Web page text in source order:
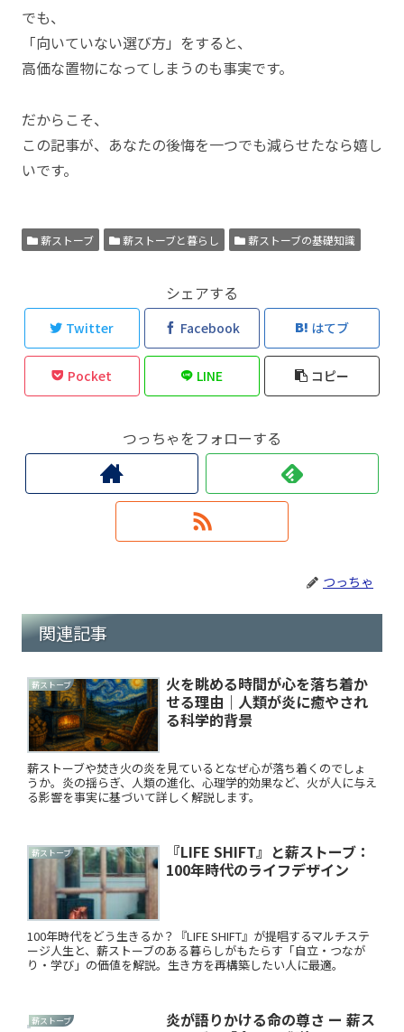
でも、
「向いていない選び方」をすると、
高価な置物になってしまうのも事実です。
だからこそ、
この記事が、あなたの後悔を一つでも減らせたなら嬉し
いです。
薪ストーブ 薪ストーブと暮らし 薪ストーブの基礎知識
シェアする
Twitter Facebook はてブ
Pocket LINE コピー
つっちゃをフォローする
つっちゃ
関連記事
薪ストーブ
火を眺める時間が心を落ち着か
せる理由｜人類が炎に癒やされ
る科学的背景
薪ストーブや焚き火の炎を見ているとなぜ心が落ち着くのでしょ
うか。炎の揺らぎ、人類の進化、心理学的効果など、火が人に与え
る影響を事実に基づいて詳しく解説します。
薪ストーブ
『LIFE SHIFT』と薪ストーブ：
100年時代のライフデザイン
100年時代をどう生きるか？『LIFE SHIFT』が提唱するマルチステ
ージ人生と、薪ストーブのある暮らしがもたらす「自立・つなが
り・学び」の価値を解説。生き方を再構築したい人に最適。
薪ストーブ
炎が語りかける命の尊さ ー 薪ス